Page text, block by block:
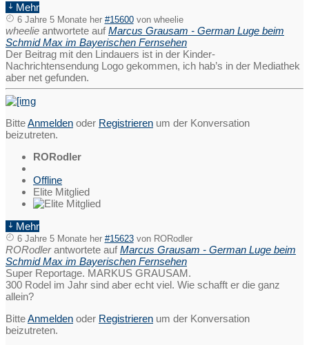
Mehr
6 Jahre 5 Monate her #15600 von wheelie
wheelie antwortete aufMarcus Grausam - German Luge beim
Schmid Max im Bayerischen Fernsehen
Der Beitrag mit den Lindauers ist in der Kinder-
Nachrichtensendung Logo gekommen, ich hab’s in der Mediathek
aber net gefunden.
BitteAnmelden oder Registrieren um der Konversation
beizutreten.
RORodler
Offline
Elite Mitglied
Mehr
6 Jahre 5 Monate her #15623 von RORodler
RORodlerantwortete aufMarcus Grausam - German Luge beim
Schmid Max im Bayerischen Fernsehen
Super Reportage. MARKUS GRAUSAM.
300 Rodel im Jahr sind aber echt viel. Wie schafft er die ganz
allein?
BitteAnmelden oder Registrieren um der Konversation
beizutreten.